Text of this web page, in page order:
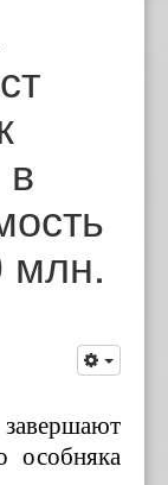
млн.
особняка